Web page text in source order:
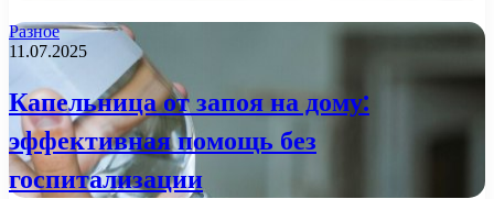
Разное
11.07.2025
Капельница от запоя на дому:
эффективная помощь без
госпитализации